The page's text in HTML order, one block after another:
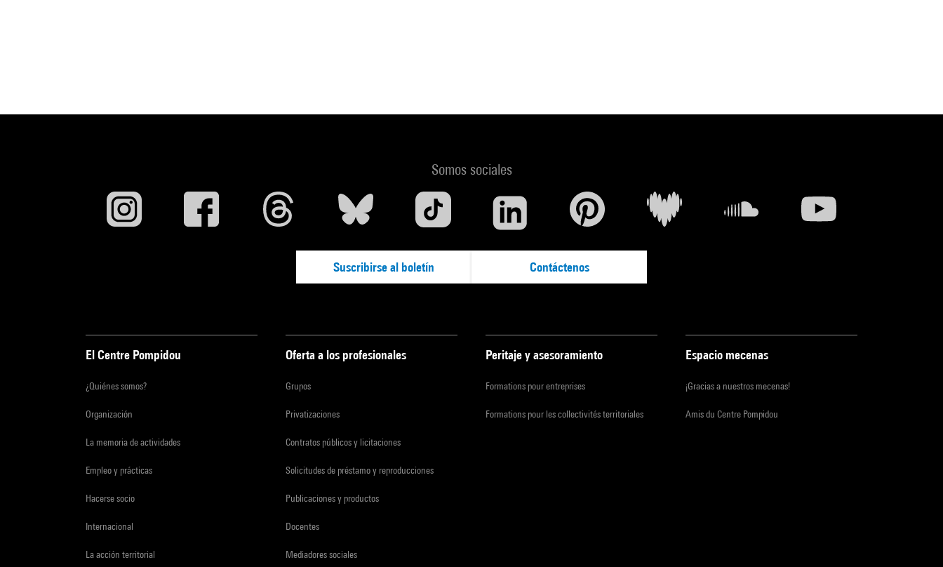
Somos sociales
Suscribirse al boletín Contáctenos
El Centre Pompidou
¿Quiénes somos?
Organización
La memoria de actividades
Empleo y prácticas
Hacerse socio
Internacional
La acción territorial
Oferta a los profesionales
Grupos
Privatizaciones
Contratos públicos y licitaciones
Solicitudes de préstamo y reproducciones
Publicaciones y productos
Docentes
Mediadores sociales
Peritaje y asesoramiento
Formations pour entreprises
Formations pour les collectivités territoriales
Espacio mecenas
¡Gracias a nuestros mecenas!
Amis du Centre Pompidou